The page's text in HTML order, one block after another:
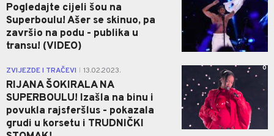
Pogledajte cijeli šou na
Superboulu! Ašer se skinuo, pa
završio na podu - publika u
transu! (VIDEO)
ZVIJEZDE I TRAČEVI 13.02.2023.
RIJANA ŠOKIRALA NA
SUPERBOULU! Izašla na binu i
povukla rajsferšlus - pokazala
grudi u korsetu i TRUDNIČKI
0